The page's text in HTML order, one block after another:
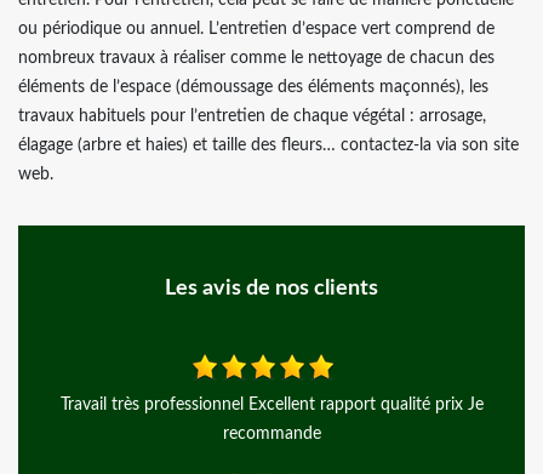
ou périodique ou annuel. L’entretien d’espace vert comprend de
nombreux travaux à réaliser comme le nettoyage de chacun des
éléments de l’espace (démoussage des éléments maçonnés), les
travaux habituels pour l’entretien de chaque végétal : arrosage,
élagage (arbre et haies) et taille des fleurs… contactez-la via son site
web.
Les avis de nos clients
professionnel Excellent rapport qualité prix Je
Rien à dire, si ce